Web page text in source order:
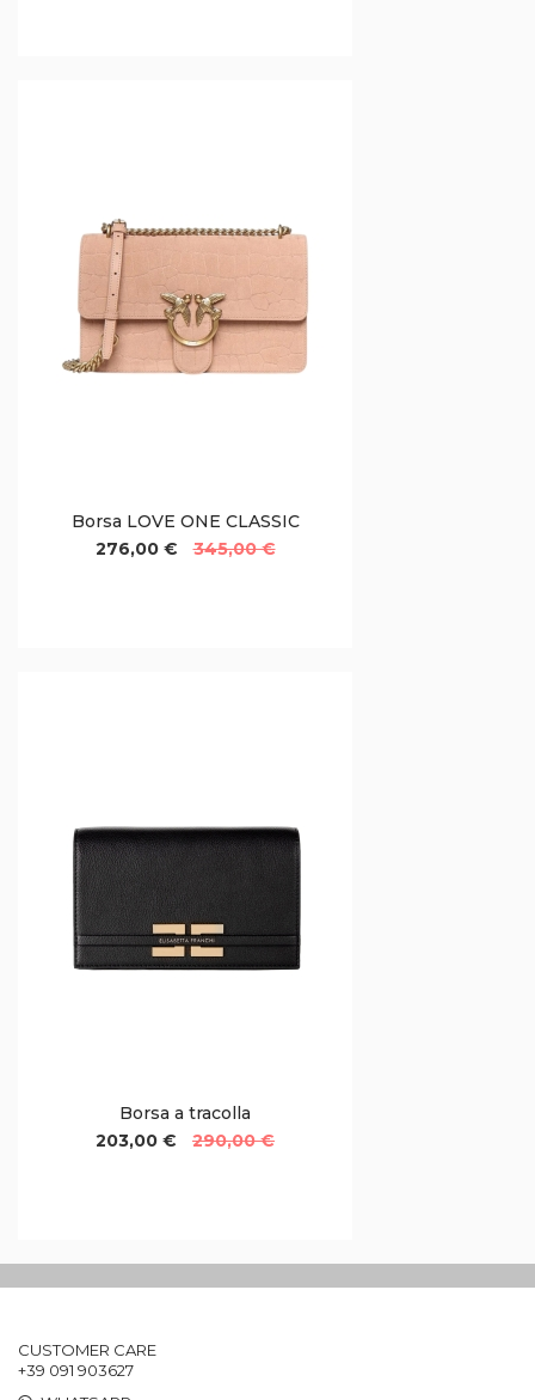
Borsa LOVE ONE CLASSIC
276,00 €
345,00 €
Borsa a tracolla
203,00 €
290,00 €
CUSTOMER CARE
+39 091 903627